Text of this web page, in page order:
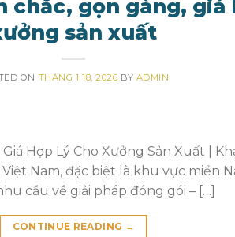
chắc, gọn gàng,
sản xuất
ON THÁNG 1 18, 2026 BY ADMIN
Hợp Lý Cho Xưởng Sản Xuất |
Nam, đặc biệt là khu vực miền
cầu về giải pháp đóng gói – […]
CONTINUE READING →